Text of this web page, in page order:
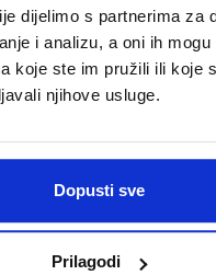
dijelimo s partnerima za
i analizu, a oni ih
koje ste im pružili ili koje
njihove usluge.
Dopusti sve
Prilagodi
Newsletter